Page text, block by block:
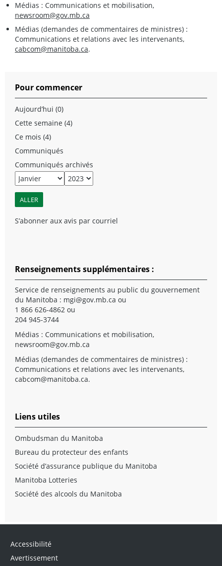
Médias : Communications et mobilisation,
newsroom@gov.mb.ca
Médias (demandes de commentaires de ministres) :
Communications et relations avec les intervenants,
cabcom@manitoba.ca.
Pour commencer
Aujourd’hui (0)
Cette semaine (4)
Ce mois (4)
Communiqués
Communiqués archivés
S’abonner aux avis par courriel
Renseignements supplémentaires :
Service de renseignements au public du gouvernement
du Manitoba : mgi@gov.mb.ca ou
1 866 626-4862 ou
204 945-3744
Médias : Communications et mobilisation,
newsroom@gov.mb.ca
Médias (demandes de commentaires de ministres) :
Communications et relations avec les intervenants,
cabcom@manitoba.ca.
Liens utiles
Ombudsman du Manitoba
Bureau du protecteur des enfants
Société d’assurance publique du Manitoba
Manitoba Lotteries
Société des alcools du Manitoba
Accessibilité
Avertissement